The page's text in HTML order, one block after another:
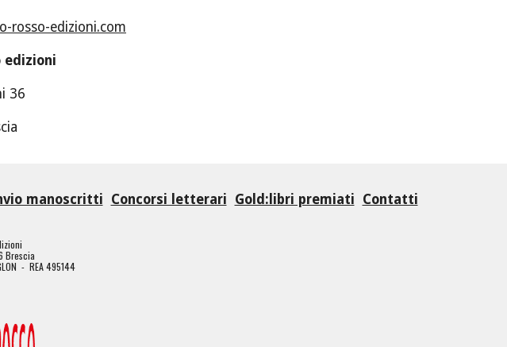
rosso-edizioni.com
edizioni
36
manoscritti Concorsi letterari Gold:libri premiati Contatti
Brescia
- REA 495144